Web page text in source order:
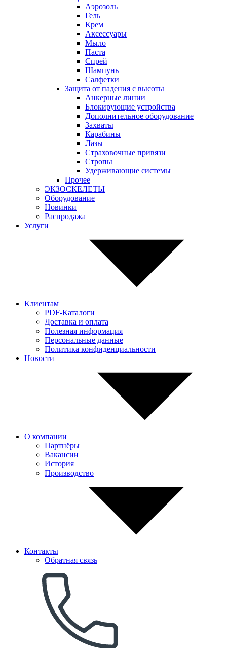
Аэрозоль
Гель
Крем
Аксессуары
Мыло
Паста
Спрей
Шампунь
Салфетки
Защита от падения с высоты
Анкерные линии
Блокирующие устройства
Дополнительное оборудование
Захваты
Карабины
Лазы
Страховочные привязи
Стропы
Удерживающие системы
Прочее
ЭКЗОСКЕЛЕТЫ
Оборудование
Новинки
Распродажа
Услуги
Клиентам
PDF-Каталоги
Доставка и оплата
Полезная информация
Персональные данные
Политика конфиденциальности
Новости
О компании
Партнёры
Вакансии
История
Производство
Контакты
Обратная связь